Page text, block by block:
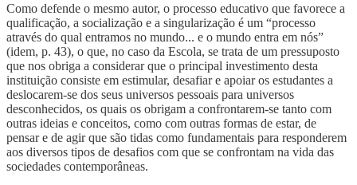
Como defende o mesmo autor, o processo educativo que favorece a
qualificação, a socialização e a singularização é um “processo
através do qual entramos no mundo... e o mundo entra em nós”
(idem, p. 43), o que, no caso da Escola, se trata de um pressuposto
que nos obriga a considerar que o principal investimento desta
instituição consiste em estimular, desafiar e apoiar os estudantes a
deslocarem-se dos seus universos pessoais para universos
desconhecidos, os quais os obrigam a confrontarem-se tanto com
outras ideias e conceitos, como com outras formas de estar, de
pensar e de agir que são tidas como fundamentais para responderem
aos diversos tipos de desafios com que se confrontam na vida das
sociedades contemporâneas.